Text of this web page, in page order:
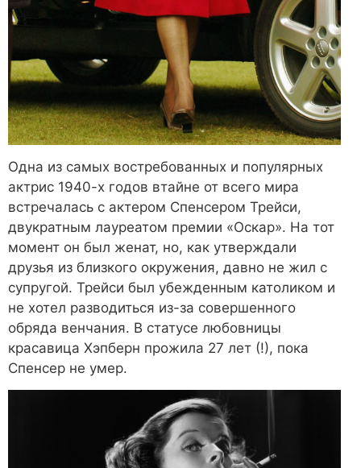
Одна из самых востребованных и популярных
актрис 1940-х годов втайне от всего мира
встречалась с актером Спенсером Трейси,
двукратным лауреатом премии «Оскар». На тот
момент он был женат, но, как утверждали
друзья из близкого окружения, давно не жил с
супругой. Трейси был убежденным католиком и
не хотел разводиться из-за совершенного
обряда венчания. В статусе любовницы
красавица Хэпберн прожила 27 лет (!), пока
Спенсер не умер.